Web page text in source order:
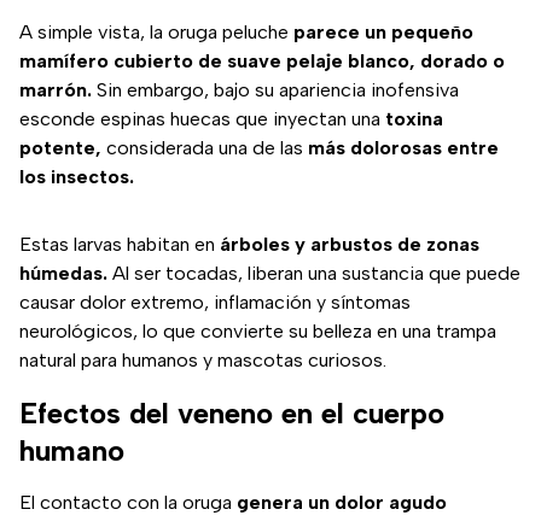
A simple vista, la oruga peluche parece un pequeño
mamífero cubierto de suave pelaje blanco, dorado o
marrón. Sin embargo, bajo su apariencia inofensiva
esconde espinas huecas que inyectan una toxina
potente, considerada una de las más dolorosas entre
los insectos.
Estas larvas habitan en árboles y arbustos de zonas
húmedas. Al ser tocadas, liberan una sustancia que puede
causar dolor extremo, inflamación y síntomas
neurológicos, lo que convierte su belleza en una trampa
natural para humanos y mascotas curiosos.
Efectos del veneno en el cuerpo
humano
El contacto con la oruga genera un dolor agudo